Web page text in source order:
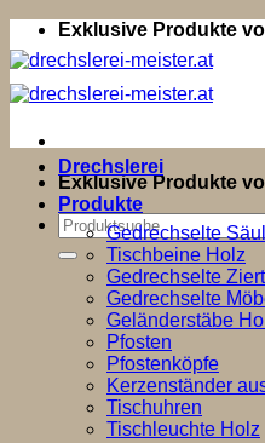
Zum
Inhalt
springen
Exklusive Produkte
Exklusive Produkte
Suchen
nach:
Drechslerei
Produkte
Gedrechselte
Tischbeine Holz
Gedrechselte
Gedrechselte
Geländerstäbe
Pfosten
Pfostenköpfe
Kerzenständer
Tischuhren
Tischleuchte Holz